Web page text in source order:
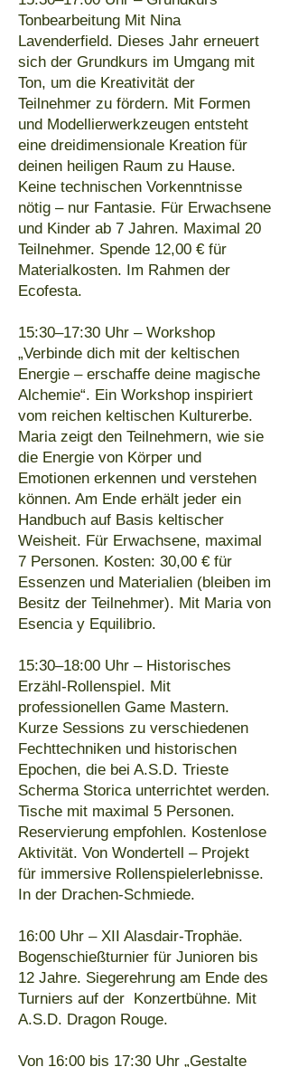
Tonbearbeitung Mit Nina
Lavenderfield. Dieses Jahr erneuert
sich der Grundkurs im Umgang mit
Ton, um die Kreativität der
Teilnehmer zu fördern. Mit Formen
und Modellierwerkzeugen entsteht
eine dreidimensionale Kreation für
deinen heiligen Raum zu Hause.
Keine technischen Vorkenntnisse
nötig – nur Fantasie. Für Erwachsene
und Kinder ab 7 Jahren. Maximal 20
Teilnehmer. Spende 12,00 € für
Materialkosten. Im Rahmen der
Ecofesta.
15:30–17:30 Uhr – Workshop
„Verbinde dich mit der keltischen
Energie – erschaffe deine magische
Alchemie“. Ein Workshop inspiriert
vom reichen keltischen Kulturerbe.
Maria zeigt den Teilnehmern, wie sie
die Energie von Körper und
Emotionen erkennen und verstehen
können. Am Ende erhält jeder ein
Handbuch auf Basis keltischer
Weisheit. Für Erwachsene, maximal
7 Personen. Kosten: 30,00 € für
Essenzen und Materialien (bleiben im
Besitz der Teilnehmer). Mit Maria von
Esencia y Equilibrio.
15:30–18:00 Uhr – Historisches
Erzähl-Rollenspiel. Mit
professionellen Game Mastern.
Kurze Sessions zu verschiedenen
Fechttechniken und historischen
Epochen, die bei A.S.D. Trieste
Scherma Storica unterrichtet werden.
Tische mit maximal 5 Personen.
Reservierung empfohlen. Kostenlose
Aktivität. Von Wondertell – Projekt
für immersive Rollenspielerlebnisse.
In der Drachen-Schmiede.
16:00 Uhr – XII Alasdair-Trophäe.
Bogenschießturnier für Junioren bis
12 Jahre. Siegerehrung am Ende des
Turniers auf der Konzertbühne. Mit
A.S.D. Dragon Rouge.
Von 16:00 bis 17:30 Uhr „Gestalte